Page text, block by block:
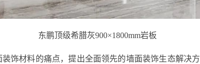
东鹏顶级希腊灰900×1800mm岩板
装饰材料的痛点，提出全面领先的墙面装饰生态解决